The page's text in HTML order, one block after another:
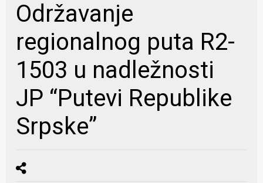
Održavanje
regionalnog puta R2-
1503 u nadležnosti
JP “Putevi Republike
Srpske”